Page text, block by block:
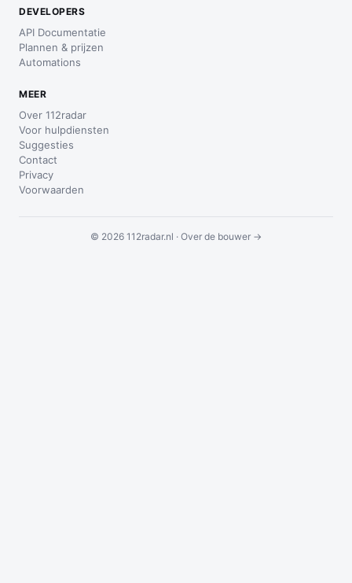
DEVELOPERS
API Documentatie
Plannen & prijzen
Automations
MEER
Over 112radar
Voor hulpdiensten
Suggesties
Contact
Privacy
Voorwaarden
© 2026 112radar.nl · Over de bouwer →